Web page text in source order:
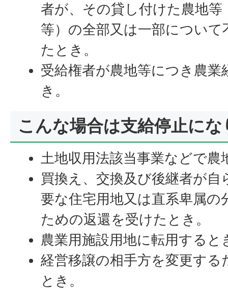
者が、その貸し付けた農地等
等）の全部又は一部につい
たとき。
受給権者が農地等につき農業
き。
こんな場合は支給停止に
土地収用法該当事業などで
買換え、交換及び後継者が
要な住宅用地又は直系卑属の
ための返還を受けたとき。
農業用施設用地に転用すると
経営移譲の相手方を変更す
とき。